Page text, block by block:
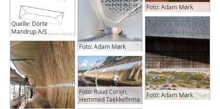
Quelle: Dorte
Mandrup A/S
Foto: Adam Mørk
Foto: Ruud Conijn,
Hemmed Taekkefirma
Foto: Adam Mørk
Foto: Adam Mørk